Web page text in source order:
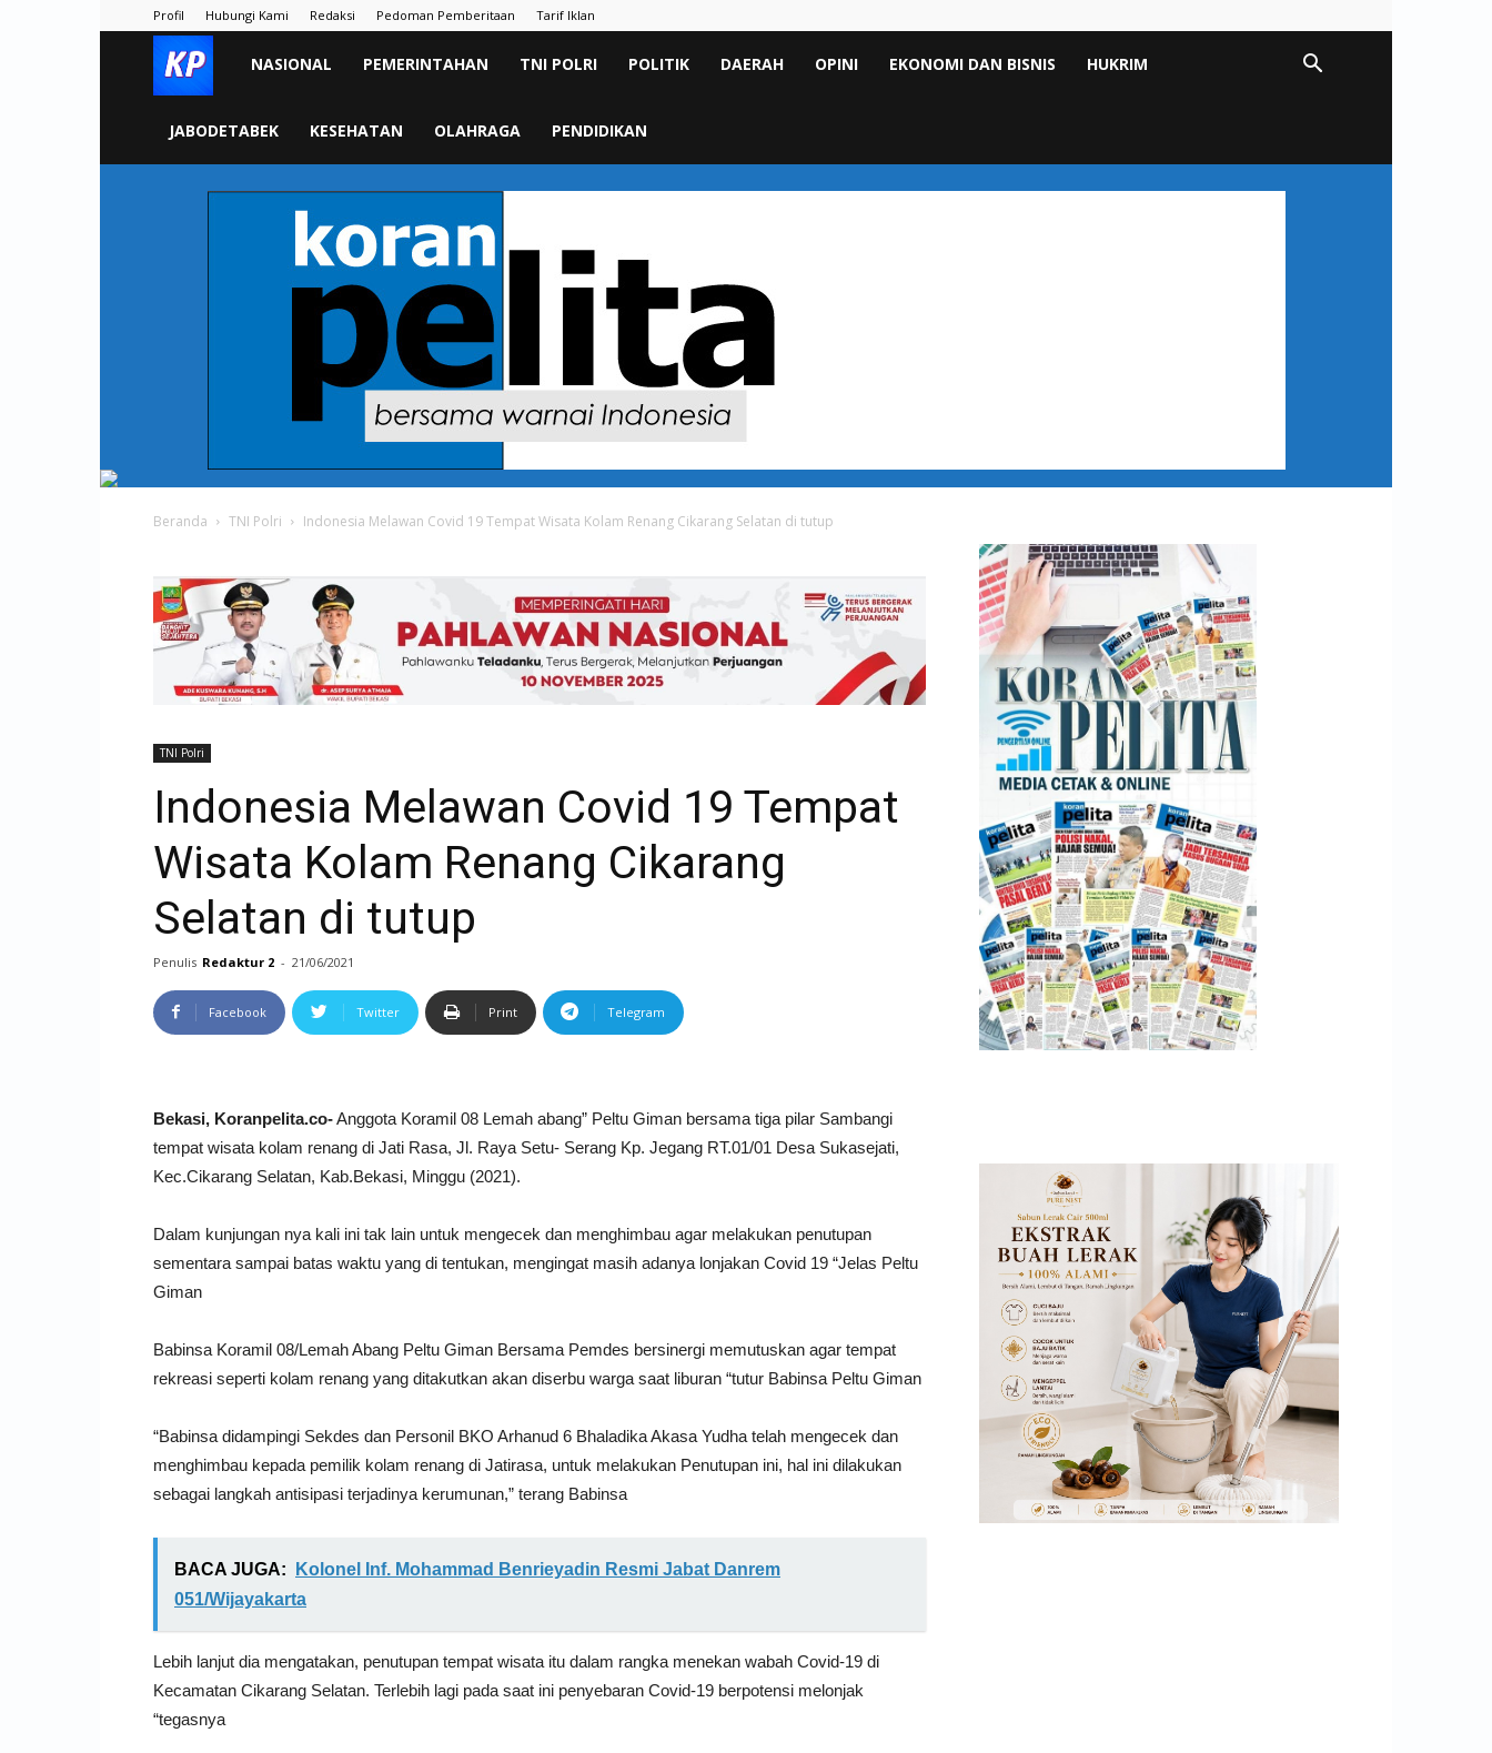
Profil Hubungi Kami Redaksi Pedoman Pemberitaan Tarif Iklan
KORAN
PELITA
NASIONAL PEMERINTAHAN TNI POLRI POLITIK DAERAH OPINI EKONOMI DAN BISNIS HUKRIM
JABODETABEK KESEHATAN OLAHRAGA PENDIDIKAN
Beranda TNI Polri Indonesia Melawan Covid 19 Tempat Wisata Kolam Renang Cikarang Selatan di tutup
TNI Polri
Indonesia Melawan Covid 19 Tempat
Wisata Kolam Renang Cikarang
Selatan di tutup
Penulis Redaktur 2 - 21/06/2021
Facebook Twitter Print Telegram
Bekasi, Koranpelita.co-Anggota Koramil 08 Lemah abang” Peltu Giman bersama tiga pilar Sambangi
tempat wisata kolam renang di Jati Rasa, Jl. Raya Setu- Serang Kp. Jegang RT.01/01 Desa Sukasejati,
Kec.Cikarang Selatan, Kab.Bekasi, Minggu (2021).
Dalam kunjungan nya kali ini tak lain untuk mengecek dan menghimbau agar melakukan penutupan
sementara sampai batas waktu yang di tentukan, mengingat masih adanya lonjakan Covid 19 “Jelas Peltu
Giman
Babinsa Koramil 08/Lemah Abang Peltu Giman Bersama Pemdes bersinergi memutuskan agar tempat
rekreasi seperti kolam renang yang ditakutkan akan diserbu warga saat liburan “tutur Babinsa Peltu Giman
“Babinsa didampingi Sekdes dan Personil BKO Arhanud 6 Bhaladika Akasa Yudha telah mengecek dan
menghimbau kepada pemilik kolam renang di Jatirasa, untuk melakukan Penutupan ini, hal ini dilakukan
sebagai langkah antisipasi terjadinya kerumunan,” terang Babinsa
BACA JUGA:
Kolonel Inf. Mohammad Benrieyadin Resmi Jabat Danrem
051/Wijayakarta
Lebih lanjut dia mengatakan, penutupan tempat wisata itu dalam rangka menekan wabah Covid-19 di
Kecamatan Cikarang Selatan. Terlebih lagi pada saat ini penyebaran Covid-19 berpotensi melonjak
“tegasnya